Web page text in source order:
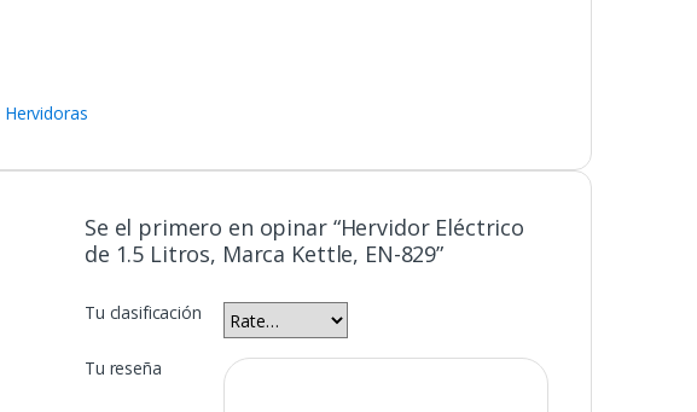
Hervidoras
Se el primero en opinar “Hervidor Eléctrico
de 1.5 Litros, Marca Kettle, EN-829”
Tu clasificación
Tu reseña